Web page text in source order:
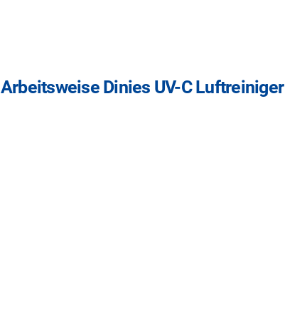
Arbeitsweise Dinies UV-C Luftreiniger